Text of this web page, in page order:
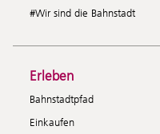
#Wir sind die Bahnstadt
Erleben
Bahnstadtpfad
Einkaufen